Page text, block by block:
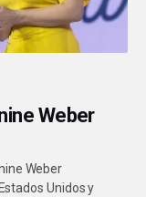
Weber
Weber
Unidos y